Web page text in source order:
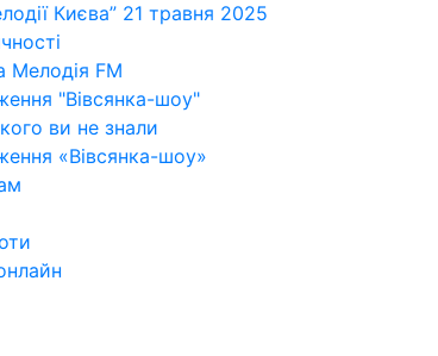
Києва” 21 травня 2025
Мелодія FM
"Вівсянка-шоу"
ви не знали
«Вівсянка-шоу»